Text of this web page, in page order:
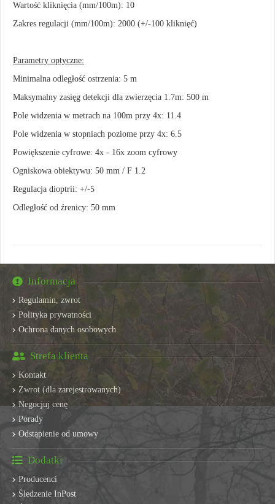
Wartość kliknięcia (mm/100m): 10
Zakres regulacji (mm/100m): 2000 (+/-100 kliknięć)
Parametry optyczne:
Minimalna odległość ostrzenia: 5 m
Maksymalny zasięg detekcji dla zwierzęcia 1.7m: 500 m
Pole widzenia w metrach na 100m przy 4x: 11.4
Pole widzenia w stopniach poziome przy 4x: 6.5
Powiększenie cyfrowe: 4x - 16x zoom cyfrowy
Ogniskowa obiektywu: 50 mm / F 1.2
Regulacja dioptrii: +/-5
Odległość od źrenicy: 50 mm
Informacja
Regulamin, zwrot
Polityka prywatności
Ochrona danych osobowych
Strefa klienta
Kontakt
Zwrot (dla zarejestrowanych)
Negocjuj cenę
Porady
Odstąpienie od umowy
Dodatki
Producenci
Śledzenie InPost